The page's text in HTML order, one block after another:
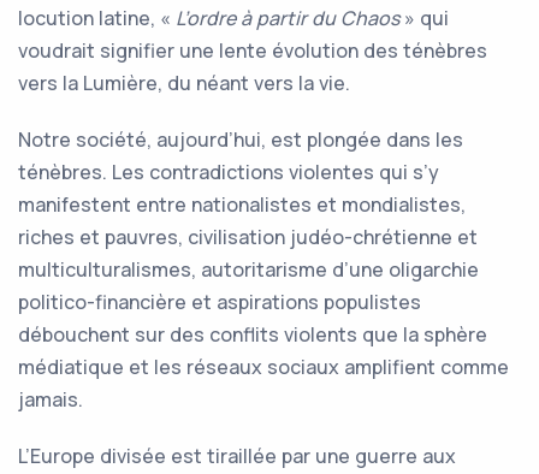
locution latine, « L’ordre à partir du Chaos» qui
voudrait signifier une lente évolution des ténèbres
vers la Lumière, du néant vers la vie.
Notre société, aujourd’hui, est plongée dans les
ténèbres. Les contradictions violentes qui s’y
manifestent entre nationalistes et mondialistes,
riches et pauvres, civilisation judéo-chrétienne et
multiculturalismes, autoritarisme d’une oligarchie
politico-financière et aspirations populistes
débouchent sur des conflits violents que la sphère
médiatique et les réseaux sociaux amplifient comme
jamais.
L’Europe divisée est tiraillée par une guerre aux